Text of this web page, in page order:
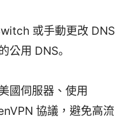
或手動更改 DNS
公用 DNS。
國伺服器、使用
協議，避免高流